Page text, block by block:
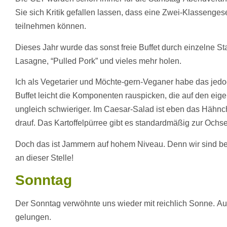
Sie sich Kritik gefallen lassen, dass eine Zwei-
teilnehmen können.
Dieses Jahr wurde das sonst freie Buffet durch einzelne
Lasagne, “Pulled Pork” und vieles mehr holen.
Ich als Vegetarier und Möchte-gern-Veganer habe das
Buffet leicht die Komponenten rauspicken, die auf den
ungleich schwieriger. Im Caesar-Salad ist eben das
drauf. Das Kartoffelpürree gibt es standardmäßig zur
Doch das ist Jammern auf hohem Niveau. Denn wir sind
an dieser Stelle!
Sonntag
Der Sonntag verwöhnte uns wieder mit reichlich Sonne.
gelungen.